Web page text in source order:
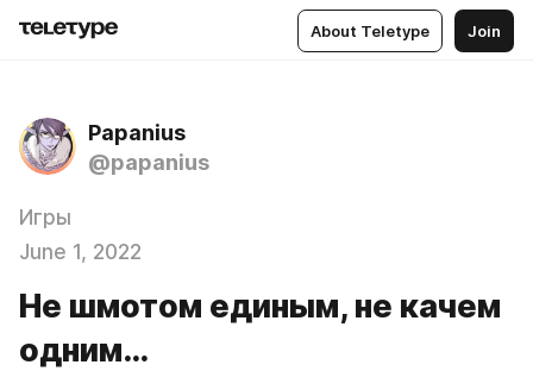
About Teletype Join
Papanius
@papanius
Игры
June 1, 2022
Не шмотом единым, не качем
одним…